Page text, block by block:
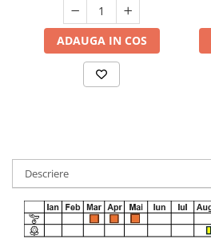
ADAUGA IN COS
Descriere